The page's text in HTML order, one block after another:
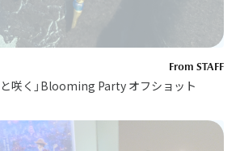
From STAFF
咲く」Blooming Party オフショット